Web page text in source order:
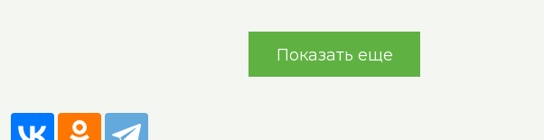
Показать еще